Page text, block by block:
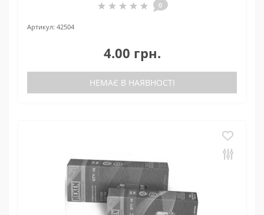
0
Артикул: 42504
4.00 грн.
НЕМАЄ В НАЯВНОСТІ